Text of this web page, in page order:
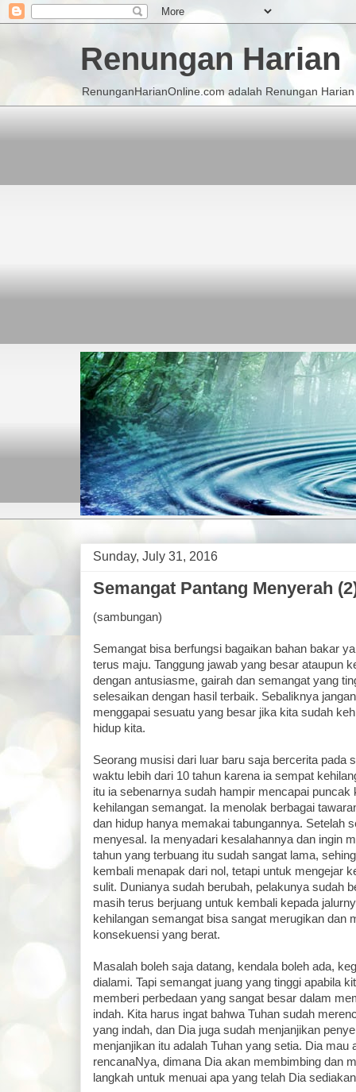
Renungan Harian
RenunganHarianOnline.com adalah Renungan
Sunday, July 31, 2016
Semangat Pantang Menyerah
(sambungan)
Semangat bisa berfungsi bagaikan bahan bakar
terus maju. Tanggung jawab yang besar ataupun
dengan antusiasme, gairah dan semangat yang
selesaikan dengan hasil terbaik. Sebaliknya
menggapai sesuatu yang besar jika kita sudah
hidup kita.
Seorang musisi dari luar baru saja bercerita pada
waktu lebih dari 10 tahun karena ia sempat
itu ia sebenarnya sudah hampir mencapai puncak
kehilangan semangat. Ia menolak berbagai
dan hidup hanya memakai tabungannya. Setelah
menyesal. Ia menyadari kesalahannya dan ingin
tahun yang terbuang itu sudah sangat lama,
kembali menapak dari nol, tetapi untuk mengejar
sulit. Dunianya sudah berubah, pelakunya sudah
masih terus berjuang untuk kembali kepada
kehilangan semangat bisa sangat merugikan dan
konsekuensi yang berat.
Masalah boleh saja datang, kendala boleh ada,
dialami. Tapi semangat juang yang tinggi apabila
memberi perbedaan yang sangat besar dalam
indah. Kita harus ingat bahwa Tuhan sudah
yang indah, dan Dia juga sudah menjanjikan
menjanjikan itu adalah Tuhan yang setia. Dia mau
rencanaNya, dimana Dia akan membimbing dan
langkah untuk menuai apa yang telah Dia